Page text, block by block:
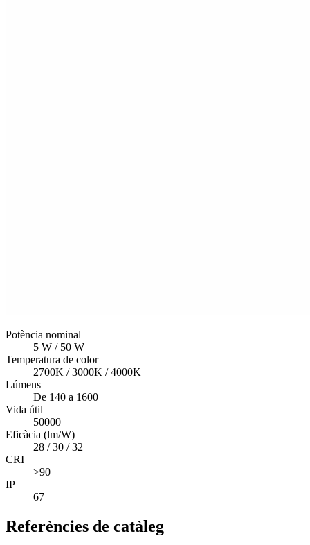
Potència nominal
5 W / 50 W
Temperatura de color
2700K / 3000K / 4000K
Lúmens
De 140 a 1600
Vida útil
50000
Eficàcia (lm/W)
28 / 30 / 32
CRI
>90
IP
67
Referències de catàleg